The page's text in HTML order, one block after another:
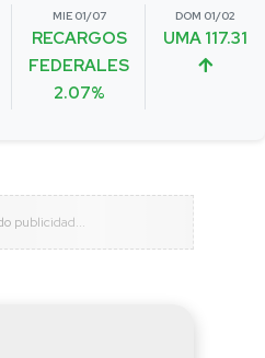
MIE 01/07
RECARGOS
FEDERALES
2.07%
DOM 01/02
UMA 117.31